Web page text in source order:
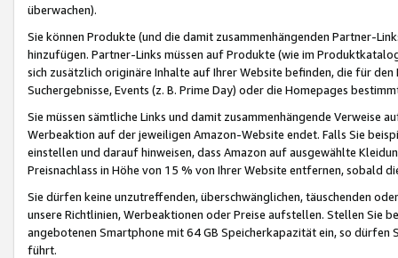
überwachen).
Sie können Produkte (und die damit zusammenhängenden Partner-
hinzufügen. Partner-Links müssen auf Produkte (wie im
sich zusätzlich originäre Inhalte auf Ihrer Website befinden, die für
Suchergebnisse, Events (z. B. Prime Day) oder die Homepages
Sie müssen sämtliche Links und damit zusammenhängende
Werbeaktion auf der jeweiligen Amazon-Website endet. Falls Sie
einstellen und darauf hinweisen, dass Amazon auf ausgewählte
Preisnachlass in Höhe von 15 % von Ihrer Website entfernen, sobald
Sie dürfen keine unzutreffenden, überschwänglichen, täuschenden
unsere Richtlinien, Werbeaktionen oder Preise aufstellen. Stellen Sie
angebotenen Smartphone mit 64 GB Speicherkapazität ein, so dürfen
führt.